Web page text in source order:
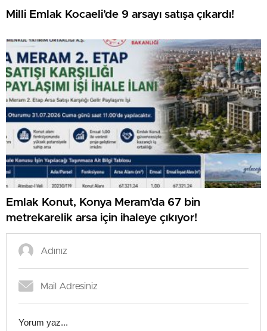
Milli Emlak Kocaeli’de 9 arsayı satışa çıkardı!
Emlak Konut, Konya Meram’da 67 bin
metrekarelik arsa için ihaleye çıkıyor!